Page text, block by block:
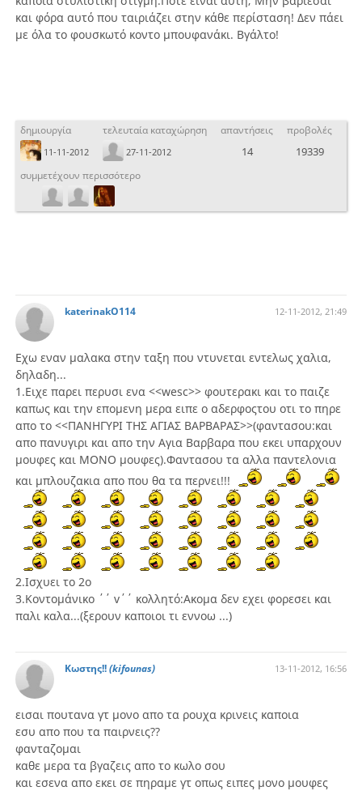
και φόρα αυτό που ταιριάζει στην κάθε περίσταση! Δεν πάει
με όλα το φουσκωτό κοντο μπουφανάκι. Βγάλτο!
δημιουργία
11-11-2012
τελευταία καταχώρηση
27-11-2012
απαντήσεις
14
προβολές
19339
συμμετέχουν περισσότερο
katerinakO114 12-11-2012, 21:49
Εχω εναν μαλακα στην ταξη που ντυνεται εντελως χαλια,
δηλαδη...
1.Ειχε παρει περυσι ενα <<wesc>> φουτερακι και το παιζε
καπως και την επομενη μερα ειπε ο αδερφοςτου οτι το πηρε
απο το <<ΠΑΝΗΓΥΡΙ ΤΗΣ ΑΓΙΑΣ ΒΑΡΒΑΡΑΣ>>(φαντασου:και
απο πανυγιρι και απο την Αγια Βαρβαρα που εκει υπαρχουν
μουφες και ΜΟΝΟ μουφες).Φαντασου τα αλλα παντελονια
και μπλουζακια απο που θα τα περνει!!!
2.Ισχυει το 2ο
3.Κοντομάνικο ΄΄ v΄΄ κολλητό:Ακομα δεν εχει φορεσει και
παλι καλα...(ξερουν καποιοι τι εννοω ...)
Κωστης!!(kifounas) 13-11-2012, 16:56
εισαι πουτανα γτ μονο απο τα ρουχα κρινεις καποια
εσυ απο που τα παιρνεις??
φανταζομαι
καθε μερα τα βγαζεις απο το κωλο σου
και εσενα απο εκει σε πηραμε γτ οπως ειπες μονο μουφες